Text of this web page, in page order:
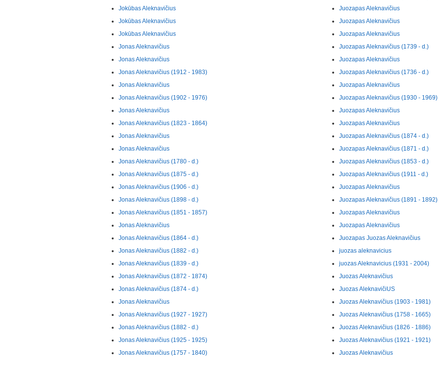
Jokūbas Aleknavičius
Jokūbas Aleknavičius
Jokūbas Aleknavičius
Jonas Aleknavičius
Jonas Aleknavičius
Jonas Aleknavičius (1912 - 1983)
Jonas Aleknavičius
Jonas Aleknavičius (1902 - 1976)
Jonas Aleknavičius
Jonas Aleknavičius (1823 - 1864)
Jonas Aleknavičius
Jonas Aleknavičius
Jonas Aleknavičius (1780 - d.)
Jonas Aleknavičius (1875 - d.)
Jonas Aleknavičius (1906 - d.)
Jonas Aleknavičius (1898 - d.)
Jonas Aleknavičius (1851 - 1857)
Jonas Aleknavičius
Jonas Aleknavičius (1864 - d.)
Jonas Aleknavičius (1882 - d.)
Jonas Aleknavičius (1839 - d.)
Jonas Aleknavičius (1872 - 1874)
Jonas Aleknavičius (1874 - d.)
Jonas Aleknavičius
Jonas Aleknavičius (1927 - 1927)
Jonas Aleknavičius (1882 - d.)
Jonas Aleknavičius (1925 - 1925)
Jonas Aleknavičius (1757 - 1840)
Juozapas Aleknavičius
Juozapas Aleknavičius
Juozapas Aleknavičius
Juozapas Aleknavičius (1739 - d.)
Juozapas Aleknavičius
Juozapas Aleknavičius (1736 - d.)
Juozapas Aleknavičius
Juozapas Aleknavičius (1930 - 1969)
Juozapas Aleknavičius
Juozapas Aleknavičius
Juozapas Aleknavičius (1874 - d.)
Juozapas Aleknavičius (1871 - d.)
Juozapas Aleknavičius (1853 - d.)
Juozapas Aleknavičius (1911 - d.)
Juozapas Aleknavičius
Juozapas Aleknavičius (1891 - 1892)
Juozapas Aleknavičius
Juozapas Aleknavičius
Juozapas Juozas Aleknavičius
juozas aleknavicius
juozas Aleknavicius (1931 - 2004)
Juozas Aleknavičius
Juozas AleknavičiUS
Juozas Aleknavičius (1903 - 1981)
Juozas Aleknavičius (1758 - 1665)
Juozas Aleknavičius (1826 - 1886)
Juozas Aleknavičius (1921 - 1921)
Juozas Aleknavičius